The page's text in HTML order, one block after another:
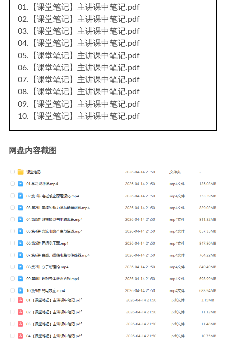
01.【课堂笔记】主讲课中笔记.pdf
02.【课堂笔记】主讲课中笔记.pdf
03.【课堂笔记】主讲课中笔记.pdf
04.【课堂笔记】主讲课中笔记.pdf
05.【课堂笔记】主讲课中笔记.pdf
06.【课堂笔记】主讲课中笔记.pdf
07.【课堂笔记】主讲课中笔记.pdf
08.【课堂笔记】主讲课中笔记.pdf
09.【课堂笔记】主讲课中笔记.pdf
10.【课堂笔记】主讲课中笔记.pdf
网盘内容截图